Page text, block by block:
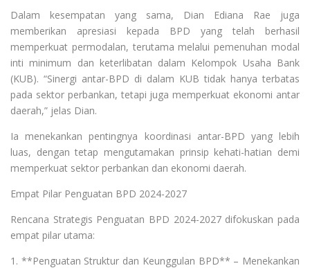
Dalam kesempatan yang sama, Dian Ediana Rae juga
memberikan apresiasi kepada BPD yang telah berhasil
memperkuat permodalan, terutama melalui pemenuhan modal
inti minimum dan keterlibatan dalam Kelompok Usaha Bank
(KUB). “Sinergi antar-BPD di dalam KUB tidak hanya terbatas
pada sektor perbankan, tetapi juga memperkuat ekonomi antar
daerah,” jelas Dian.
Ia menekankan pentingnya koordinasi antar-BPD yang lebih
luas, dengan tetap mengutamakan prinsip kehati-hatian demi
memperkuat sektor perbankan dan ekonomi daerah.
Empat Pilar Penguatan BPD 2024-2027
Rencana Strategis Penguatan BPD 2024-2027 difokuskan pada
empat pilar utama:
1. **Penguatan Struktur dan Keunggulan BPD** – Menekankan